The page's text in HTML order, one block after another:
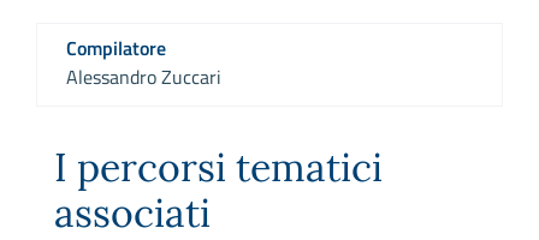
Compilatore
Alessandro Zuccari
I percorsi tematici
associati